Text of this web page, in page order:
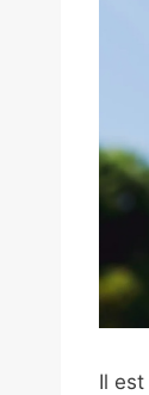
Il